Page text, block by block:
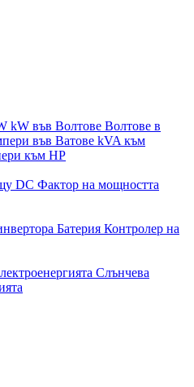
kW във Волтове Волтове в
във Ватове kVA към
към HP
DC Фактор на мощността
Батерия Контролер на
Слънчева